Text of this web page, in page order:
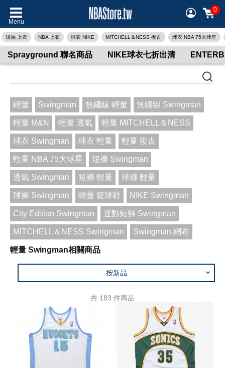
Menu
0
短袖 上衣 NBA 上衣 球衣 NIKE MITCHELL＆NESS 復古 球衣 NBA 75大球星
Sprayground 聯名商品 NIKE球衣七折出清
輕量 Swingman 無繡線 輕量 無繡線 Swingman
輕量 M&N 輕量 透氣 輕量 MITCHELL＆NESS
球衣 Swingman 球衣 輕量 輕量 復古
輕量 NBA 75大球星 短褲 Swingman
透氣 Swingman 短褲 輕量 球褲 輕量
球褲 Swingman 輕量 籃球鞋 NIKE Swingman
City Edition Swingman 運動短褲 Swingman
MITCHELL＆NESS Swingman Swingman 網布
輕量 Swingman相關商品
按新品
共 183 件商品